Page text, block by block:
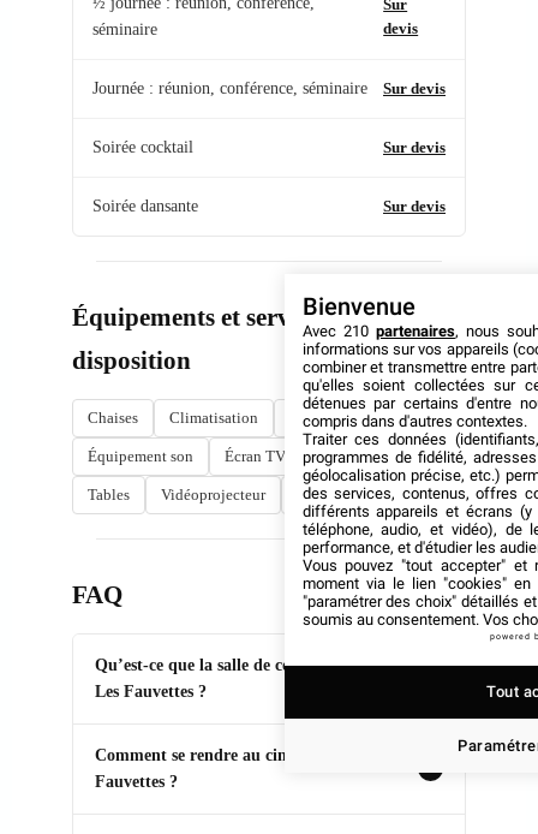
séminaire
Sur
devis
Journée : réunion, conférence, séminaire Sur devis
Soirée cocktail Sur devis
Soirée dansante Sur devis
Équipements et services à
disposition
Chaises Climatisation Écran informatique
Équipement son Écran TV Lecteur DVD
Tables Vidéoprojecteur Wi-Fi
FAQ
Qu’est-ce que la salle de conférence Pathé
Les Fauvettes ?
Comment se rendre au cinéma Pathé Les
Fauvettes ?
+
Bienvenue
Avec 210 partenaires, nous
informations sur vos appareils
combiner et transmettre entre
qu'elles soient collectées sur
détenues par certains d'entre
compris dans d'autres contextes.
Traiter ces données
programmes de fidélité,
géolocalisation précise, etc.)
des services, contenus, offres
différents appareils et écrans (y
téléphone, audio, et vidéo), de
performance, et d'étudier les
Vous pouvez "tout accepter" et
moment via le lien "cookies" en
"paramétrer des choix" détaillés
soumis au consentement. Vos
powered
Tout